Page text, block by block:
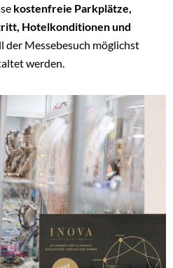
kostenfreie Parkplätze,
Hotelkonditionen und
der Messebesuch möglichst
werden.